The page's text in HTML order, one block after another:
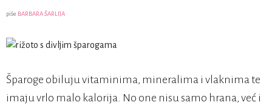
piše BARBARA ŠARLIJA
Šparoge obiluju vitaminima, mineralima i vlaknima te
imaju vrlo malo kalorija. No one nisu samo hrana, već i